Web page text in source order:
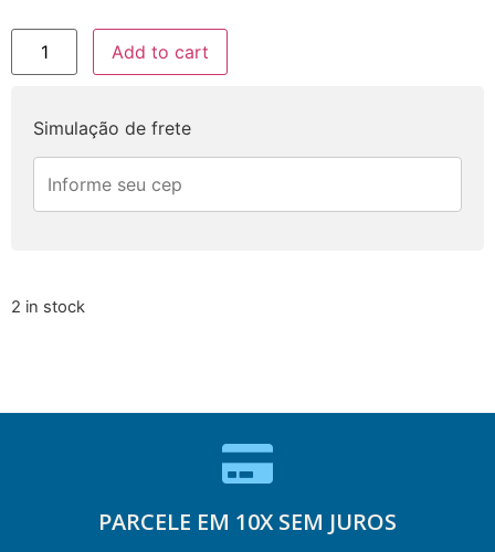
Add to cart
Simulação de frete
2 in stock
PARCELE EM 10X SEM JUROS